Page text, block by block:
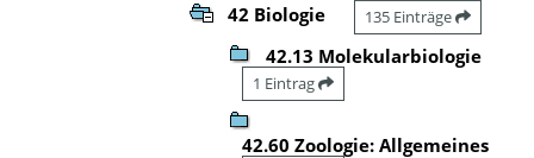
42 Biologie 135 Einträge
42.13 Molekularbiologie
1 Eintrag
42.60 Zoologie: Allgemeines